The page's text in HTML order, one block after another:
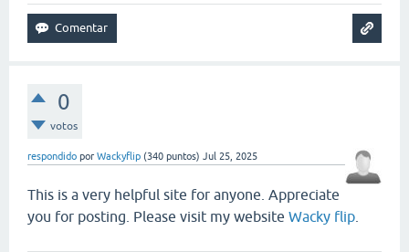
0
votos
respondido por Wackyflip (340 puntos) Jul 25, 2025
This is a very helpful site for anyone. Appreciate
you for posting. Please visit my website Wacky flip